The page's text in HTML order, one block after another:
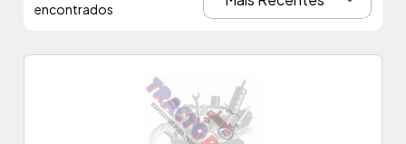
encontrados